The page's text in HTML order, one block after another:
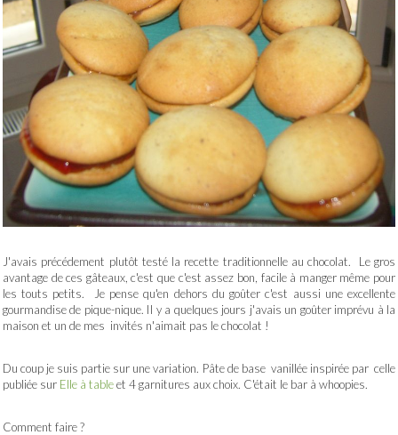
J'avais précédement plutôt testé la recette traditionnelle au chocolat. Le gros
avantage de ces gâteaux, c'est que c'est assez bon, facile à manger même pour
les touts petits. Je pense qu'en dehors du goûter c'est aussi une excellente
gourmandise de pique-nique. Il y a quelques jours j'avais un goûter imprévu à la
maison et un de mes invités n'aimait pas le chocolat !
Du coup je suis partie sur une variation. Pâte de base vanillée inspirée par celle
publiée sur Elle à tableet 4 garnitures aux choix. C'était le bar à whoopies.
Comment faire ?